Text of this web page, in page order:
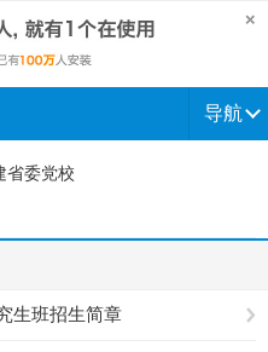
导航
生班招生简章